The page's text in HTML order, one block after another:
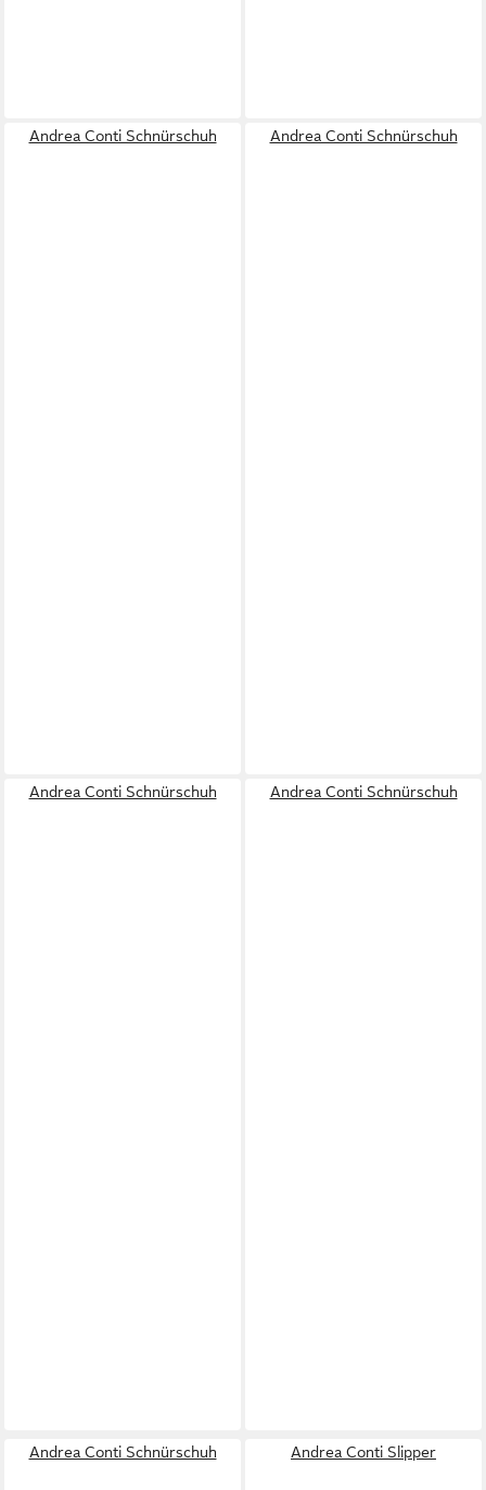
Andrea Conti Schnürschuh Andrea Conti Schnürschuh
Andrea Conti Schnürschuh Andrea Conti Schnürschuh
Andrea Conti Schnürschuh Andrea Conti Slipper